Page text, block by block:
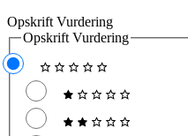
Opskrift Vurdering
Opskrift Vurdering